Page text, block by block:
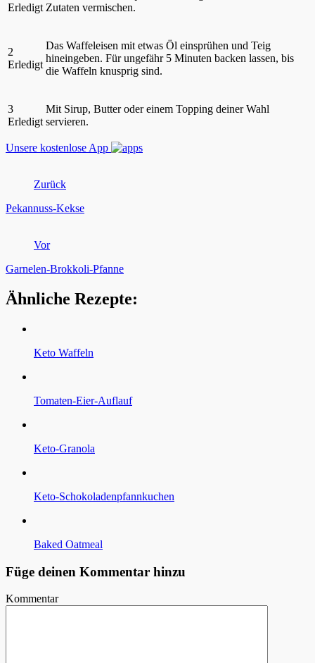
Erledigt Zutaten vermischen.
2
Erledigt
Das Waffeleisen mit etwas Öl einsprühen und Teig
hineingeben. Für ungefähr 5 Minuten backen lassen, bis
die Waffeln knusprig sind.
3
Erledigt
Mit Sirup, Butter oder einem Topping deiner Wahl
servieren.
Unsere kostenlose App
Zurück
Pekannuss-Kekse
Vor
Garnelen-Brokkoli-Pfanne
Ähnliche Rezepte:
Keto Waffeln
Tomaten-Eier-Auflauf
Keto-Granola
Keto-Schokoladenpfannkuchen
Baked Oatmeal
Füge deinen Kommentar hinzu
Kommentar